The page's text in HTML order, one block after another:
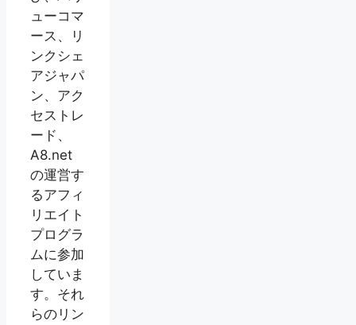
ューコマ
ース、リ
ンクシェ
アジャパ
ン、アク
セストレ
ード、
A8.net
の運営す
るアフィ
リエイト
プログラ
ムに参加
していま
す。それ
らのリン